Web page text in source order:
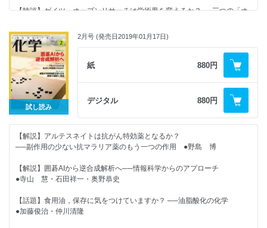
◆化学ナンバープレイス
◆化学の本だな 書評・新刊紹介
◆編集室から
【2019年の化学】
＜注目の論文＞
分子／100万回働く不斉有機触媒／細胞膜は二次元流体の夢を見るか？
液体中に孔が存在する!?／金属に穴をあけるには？
◆化学掲示板（2月）
◆編集室から
【2019年の化学】
＜注目の論文＞
撹拌するだけで高分子微小球が円柱状に！／四置換α-アミノ酸の光学異性
体をつくり分ける／天然変性タンパク質の折りたたみ機構／化学を利用す
＜最新のトピックス＞
糖分子を包み込む人工らせん分子／酵素反応で自走するマイクロチューブ
モーター／複数のらせん構造をもつ分子／ビタミンB12酵素反応に学ぶ有
【時評】ゲイツ・オープンリサーチは学術界を変えるか？──三つの「オ
★好評連載★
◆カガクへの視点 あなたの大学のことどこまで知っていますか？ ●
辻 篤子
◆誰も教えてくれない！有機化学の基本のキ（最終回）
◆化学者のための哲学──哲学は化学を挑発する
（15）科学的実在論への挑戦状──ファン・フラーセンの構成的経験主
義 ●落合洋文
◆分析機器の進化から見た 現代化学史
試し読み
2月号 (発売日2019年01月17日)
紙 880円
デジタル 880円
【解説】アルテスネイトは抗がん特効薬となるか？
──副作用の少ない抗マラリア薬のもう一つの作用 ●野島 博
【解説】囲碁AIから逆合成解析へ──情報科学からのアプローチ
●寺山 慧・石田祥一・奥野恭史
【話題】食用油，保存に気をつけていますか？ ──油脂酸化の化学
●加藤俊治・仲川清隆